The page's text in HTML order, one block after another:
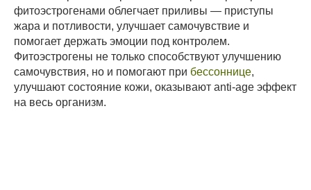
фитоэстрогенами облегчает приливы — приступы
жара и потливости, улучшает самочувствие и
помогает держать эмоции под контролем.
Фитоэстрогены не только способствуют улучшению
самочувствия, но и помогают при бессоннице,
улучшают состояние кожи, оказывают anti-age эффект
на весь организм.